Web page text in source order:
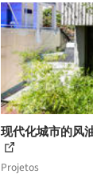
现代化城市的风
Projetos